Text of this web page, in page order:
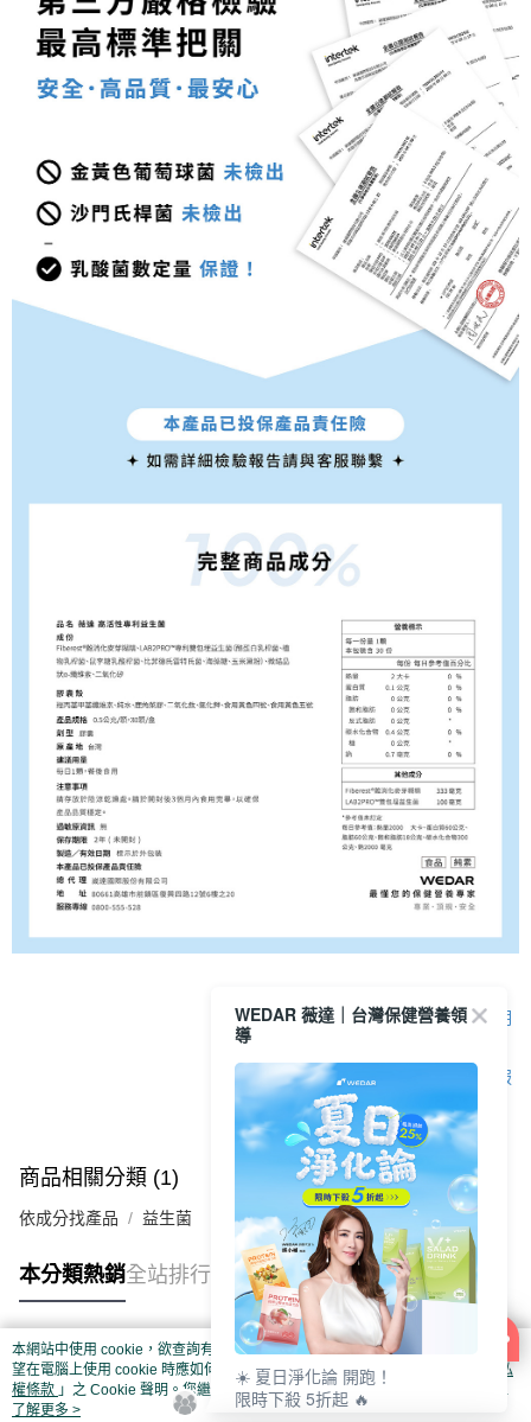
顯示電腦版詳細說明
客服
商品相關分類 (1)
依成分找產品 益生菌
本分類熱銷全站排行
熱門標籤
本網站中使用 cookie，欲查詢有關本網站使用 cookie 方式之詳情，及若您不希
望在電腦上使用 cookie 時應如何變更電腦的 cookie 設定，請參閱本網站「
隱私
權條款 」之 Cookie 聲明。您繼續使用本網站即表示您同意本公司得按本網站使
用條款之 Cookie 聲明使用 cookie。
了解更多 >
WEDAR 薇達｜台灣保健營養領
導
☀️ 夏日淨化論 開跑！
限時下殺 5折起 🔥